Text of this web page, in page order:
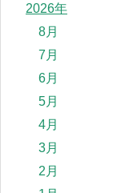
2026年
8月
7月
6月
5月
4月
3月
2月